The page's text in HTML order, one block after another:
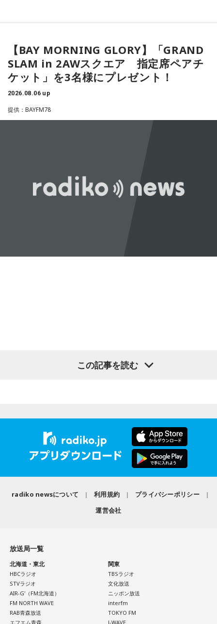
や予算だけではない。県内すべての選挙で誰に自民党の公認
や推薦を出すのか、という決定権を握っている。あとは役
人、教職員、警察署員といった地方公務員の人事にも影響力
を発揮することがあります」
長野「はい」
そのままスーッと返す。返された側は帰りがけ、広いお庭の
中にあるお社に両手を合わせ、賽銭箱に封筒を置いていく、
際、福岡県は90年代まで革新県政、社会党系の知事がいたん
ですが。バラバラになった自民党を束ねる役割を果たしたの
が藏内さんだった。藏内さんは国会議員が就くことが多い自
民党県連会長にもなれた。ドンは保守分裂の中で育つんです
放送ではさらにドンの実態についての解説が続いた。
常井健一「『ドン』はスペイン語に由来する外来語です。ボ
スよりもさらにスケールの大きな権力者を示す言葉として定
着しました。いま、ドンとして注目されるのが福岡県議会の
藏内議長。福岡県内には一昔前から『福岡三国志』という言
葉がありまして。現在は麻生太郎さん、武田良太さん、そし
て藏内さんが熾烈な権力闘争を繰り広げています」
力を持ったのか。きょうは福岡を入口に、全国に共通するド
ンの条件を探ります。私、10年ほど前に全国各地の地方選挙
知れているんですね。そうなると影響力が及ぶのは公共事業
や予算だけではない。県内すべての選挙で誰に自民党の公認
や推薦を出すのか、という決定権を握っている。あとは役
人、教職員、警察署員といった地方公務員の人事にも影響力
を発揮することがあります」
ると、その訪問客は茶封筒を机の上にソッと出します。そし
てドンはポン、ポン、ポン、と手を当てて厚さを確かめる。
そのままスーッと返す。返された側は帰りがけ、広いお庭の
中にあるお社に両手を合わせ、賽銭箱に封筒を置いていく、
と。こういう逸話がまことしやかに語られること自体が、ド
ンの権力を大きくしているんですね。直接、命令しなくても
【BAY MORNING GLORY】「GRAND
SLAM in 2AWスクエア 指定席ペアチ
ケット」を3名様にプレゼント！
2026.08.06 up
提供：BAYFM78
この記事を読む
radiko newsについて 利用規約
プライバシーポリシー
運営会社
放送局一覧
北海道・東北
HBCラジオ
STVラジオ
AIR-G'（FM北海道）
FM NORTH WAVE
RAB青森放送
エフエム青森
関東
TBSラジオ
文化放送
ニッポン放送
interfm
TOKYO FM
J-WAVE